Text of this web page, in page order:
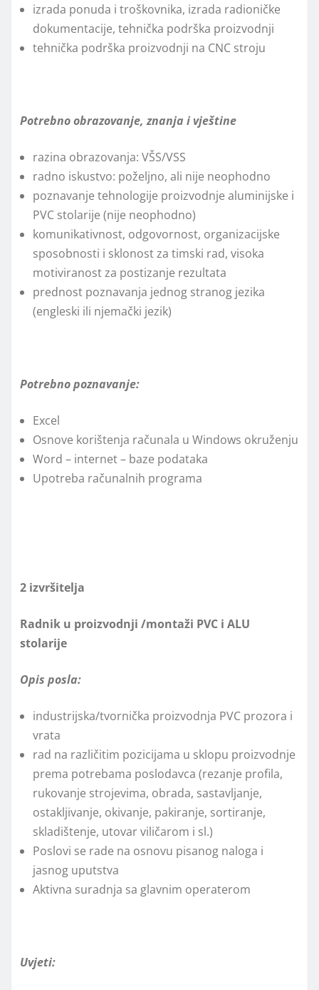
izrada ponuda i troškovnika, izrada radioničke
dokumentacije, tehnička podrška proizvodnji
tehnička podrška proizvodnji na CNC stroju
Potrebno obrazovanje, znanja i vještine
razina obrazovanja: VŠS/VSS
radno iskustvo: poželjno, ali nije neophodno
poznavanje tehnologije proizvodnje aluminijske i
PVC stolarije (nije neophodno)
komunikativnost, odgovornost, organizacijske
sposobnosti i sklonost za timski rad, visoka
motiviranost za postizanje rezultata
prednost poznavanja jednog stranog jezika
(engleski ili njemački jezik)
Potrebno poznavanje:
Excel
Osnove korištenja računala u Windows okruženju
Word – internet – baze podataka
Upotreba računalnih programa
2 izvršitelja
Radnik u proizvodnji /montaži PVC i ALU
stolarije
Opis posla:
industrijska/tvornička proizvodnja PVC prozora i
vrata
rad na različitim pozicijama u sklopu proizvodnje
prema potrebama poslodavca (rezanje profila,
rukovanje strojevima, obrada, sastavljanje,
ostakljivanje, okivanje, pakiranje, sortiranje,
skladištenje, utovar viličarom i sl.)
Poslovi se rade na osnovu pisanog naloga i
jasnog uputstva
Aktivna suradnja sa glavnim operaterom
Uvjeti: